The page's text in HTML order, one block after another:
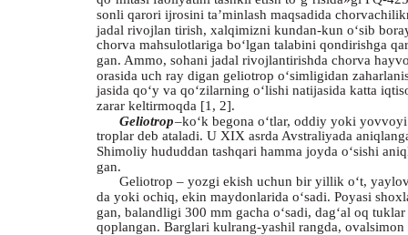
sonli qarori ijrosini ta’minlash maqsadida
jadal rivojlan tirish, xalqimizni kundan-kun o‘sib
chorva mahsulotlariga bo‘lgan talabini qondirishga
gan. Ammo, sohani jadal rivojlantirishda chorva
orasida uch ray digan geliotrop o‘simligidan
jasida qo‘y va qo‘zilarning o‘lishi natijasida katta
zarar keltirmoqda [1, 2].
Geliotrop–ko‘k begona o‘tlar, oddiy yoki
troplar deb ataladi. U XIX asrda Avstraliyada
Shimoliy hududdan tashqari hamma joyda o‘sishi
gan.
Geliotrop – yozgi ekish uchun bir yillik o‘t,
da yoki ochiq, ekin maydonlarida o‘sadi. Poyasi
gan, balandligi 300 mm gacha o‘sadi, dag‘al oq
qoplangan. Barglari kulrang-yashil rangda, ovalsimon